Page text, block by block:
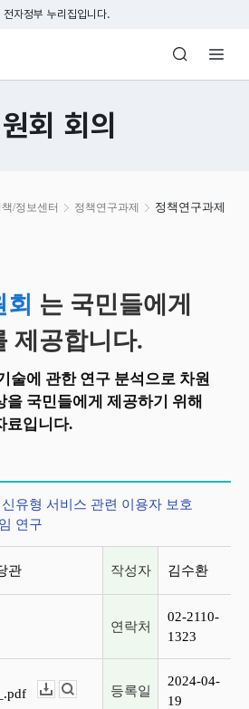
본문 바로가기
자정부 누리집입니다.
위원회 Korea Media
회 회의
책/정보센터 정책연구과제 정책연구과제
는 국민들에게
제공합니다.
술에 관한 연구 분석으로 차원
을 국민들에게 제공하기 위해
료입니다.
유형 서비스 관련 이용자 보호
연구
관 작성자 김수환
연락처
02-2110-
1323
등록일
2024-04-
19